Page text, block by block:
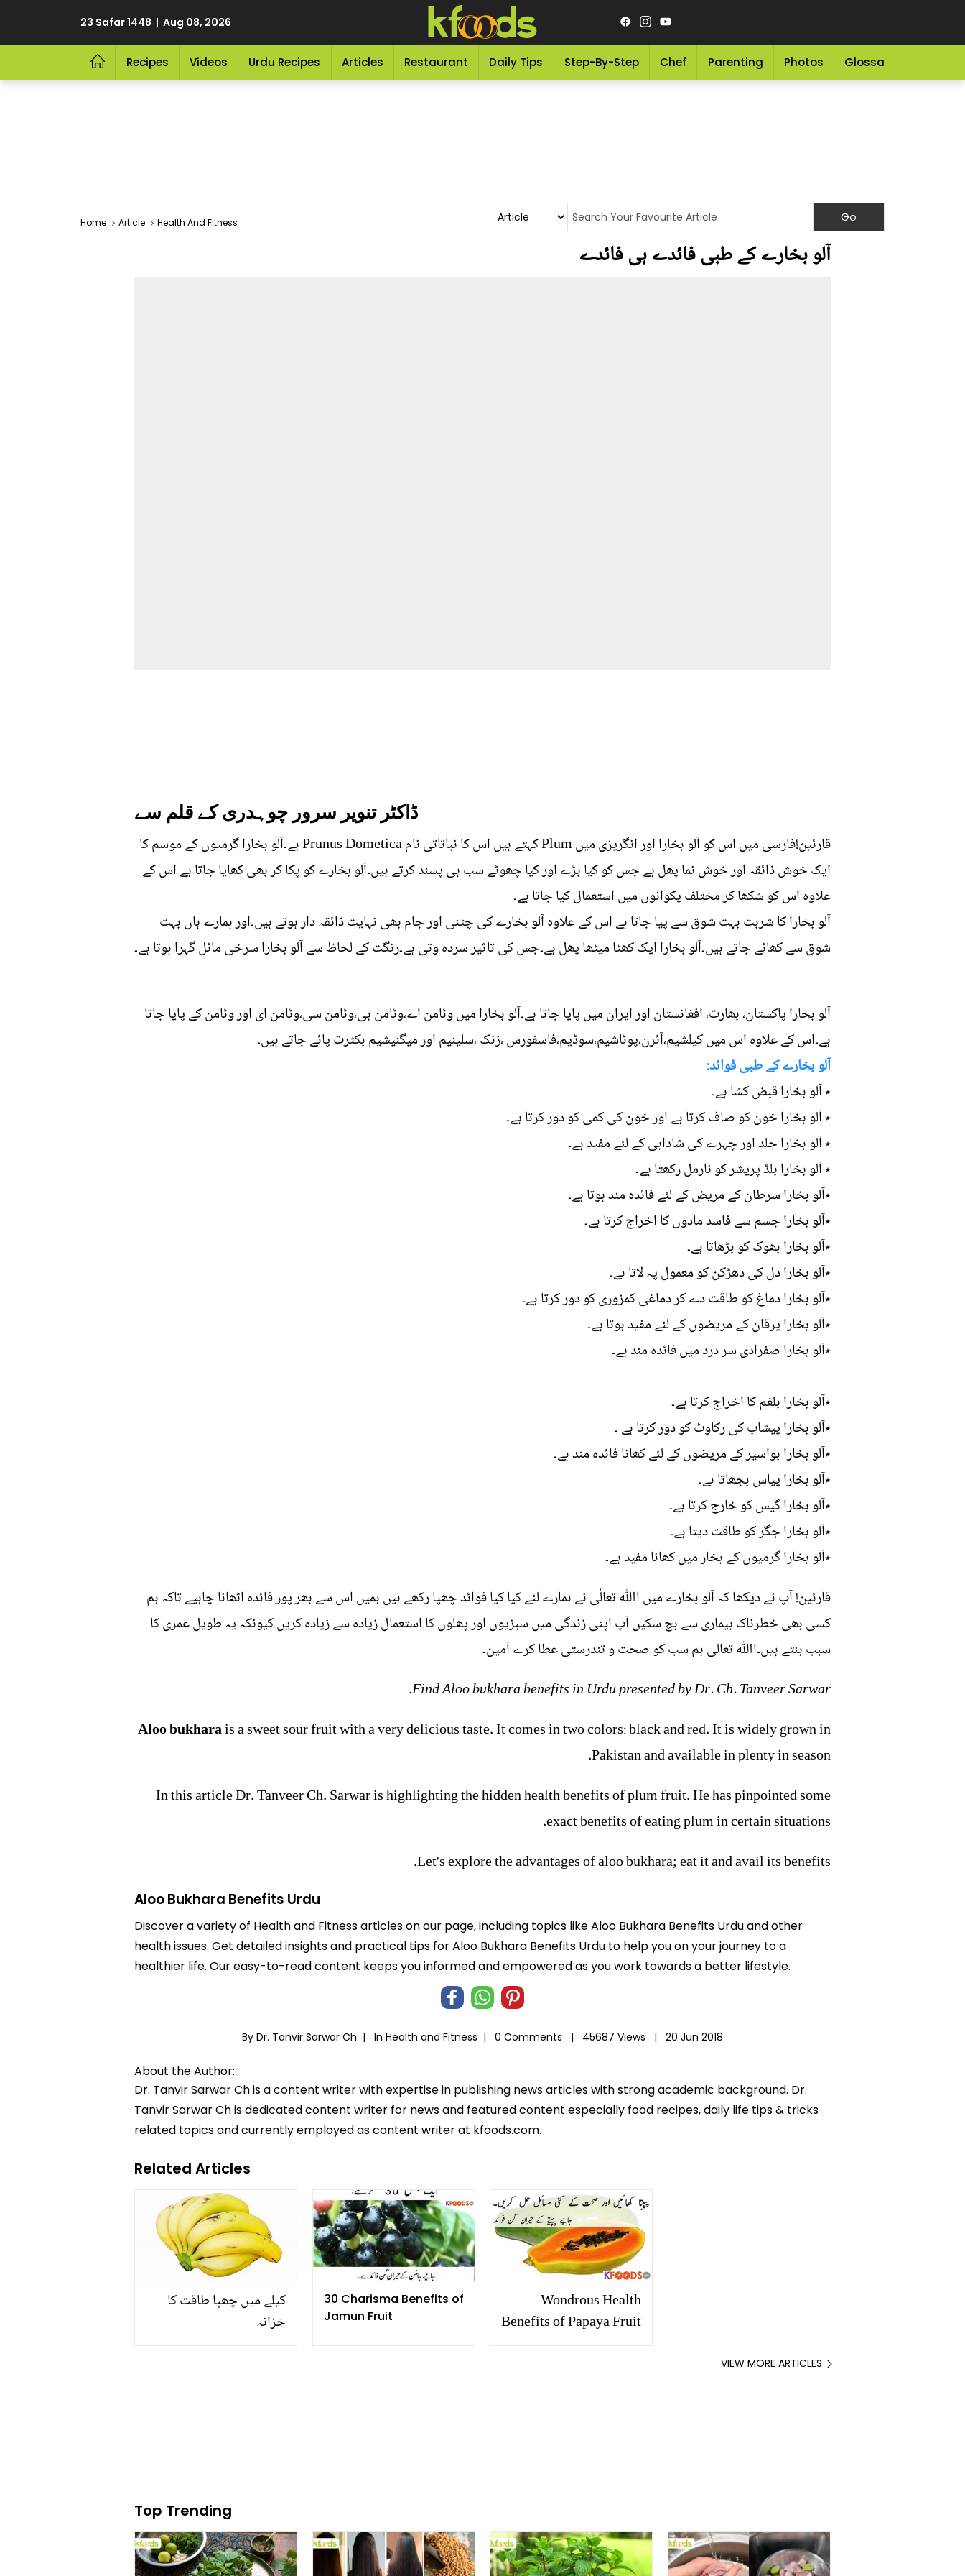
23 Safar 1448 | Aug 08, 2026
Recipes Videos Urdu Recipes Articles Restaurant Daily Tips Step-By-Step Chef Parenting Photos Glossary
Home Article Health And Fitness
آلو بخارے کے طبی فائدے ہی فائدے
ڈاکٹر تنویر سرور چوہدری کے قلم سے
قارئین!فارسی میں اس کو آلو بخارا اور انگریزی میں Plum کہتے ہیں اس کا نباتاتی نام Prunus Dometica ہے۔آلو بخارا گرمیوں کے موسم کا
ایک خوش ذائقہ اور خوش نما پھل ہے جس کو کیا بڑے اور کیا چھوٹے سب ہی پسند کرتے ہیں۔آلو بخارے کو پکا کر بھی کھایا جاتا ہے اس کے
علاوہ اس کو سُکھا کر مختلف پکوانوں میں استعمال کیا جاتا ہے۔
آلو بخارا کا شربت بہت شوق سے پیا جاتا ہے اس کے علاوہ آلو بخارے کی چٹنی اور جام بھی نہایت ذائقہ دار ہوتے ہیں۔اور ہمارے ہاں بہت
شوق سے کھائے جاتے ہیں۔آلو بخارا ایک کھٹا میٹھا پھل ہے۔جس کی تاثیر سردہ وتی ہے۔رنگت کے لحاظ سے آلو بخارا سرخی مائل گہرا ہوتا ہے۔
آلو بخارا پاکستان، بھارت، افغانستان اور ایران میں پایا جاتا ہے۔آلو بخارا میں وٹامن اے،وٹامن بی،وٹامن سی،وٹامن ای اور وٹامن کے پایا جاتا
ہے۔اس کے علاوہ اس میں کیلشیم،آئرن،پوٹاشیم،سوڈیم،فاسفورس ،زنک ،سلینیم اور میگنیشیم بکثرت پائے جاتے ہیں۔
آلو بخارے کے طبی فوائد:
٭ آلو بخارا قبض کشا ہے۔
٭ آلو بخارا خون کو صاف کرتا ہے اور خون کی کمی کو دور کرتا ہے۔
٭ آلو بخارا جلد اور چہرے کی شادابی کے لئے مفید ہے۔
٭ آلو بخارا بلڈ پریشر کو نارمل رکھتا ہے۔
٭آلو بخارا سرطان کے مریض کے لئے فائدہ مند ہوتا ہے۔
٭آلو بخارا جسم سے فاسد مادوں کا اخراج کرتا ہے۔
٭آلو بخارا بھوک کو بڑھاتا ہے۔
٭آلو بخارا دل کی دھڑکن کو معمول پہ لاتا ہے۔
٭آلو بخارا دماغ کو طاقت دے کر دماغی کمزوری کو دور کرتا ہے۔
٭آلو بخارا یرقان کے مریضوں کے لئے مفید ہوتا ہے۔
٭آلو بخارا صفرادی سر درد میں فائدہ مند ہے۔
٭آلو بخارا بلغم کا اخراج کرتا ہے۔
٭آلو بخارا پیشاب کی رکاوٹ کو دور کرتا ہے ۔
٭آلو بخارا بواسیر کے مریضوں کے لئے کھانا فائدہ مند ہے۔
٭آلو بخارا پیاس بجھاتا ہے۔
٭آلو بخارا گیس کو خارج کرتا ہے۔
٭آلو بخارا جگر کو طاقت دیتا ہے۔
٭آلو بخارا گرمیوں کے بخار میں کھانا مفید ہے۔
قارئین! آپ نے دیکھا کہ آلو بخارے میں اﷲ تعالٰی نے ہمارے لئے کیا کیا فوائد چھپا رکھے ہیں ہمیں اس سے بھر پور فائدہ اٹھانا چاہیے تاکہ ہم
کسی بھی خطرناک بیماری سے بچ سکیں آپ اپنی زندگی میں سبزیوں اور پھلوں کا استعمال زیادہ سے زیادہ کریں کیونکہ یہ طویل عمری کا
سبب بنتے ہیں۔اﷲ تعالی ہم سب کو صحت و تندرستی عطا کرے آمین۔
Find Aloo bukhara benefits in Urdu presented by Dr. Ch. Tanveer Sarwar.
Aloo bukharais a sweet sour fruit with a very delicious taste. It comes in two colors: black and red. It is widely grown in
Pakistan and available in plenty in season.
In this article Dr. Tanveer Ch. Sarwar is highlighting the hidden health benefits of plum fruit. He has pinpointed some
exact benefits of eating plum in certain situations.
Let's explore the advantages of aloo bukhara; eat it and avail its benefits.
Aloo Bukhara Benefits Urdu
Discover a variety of Health and Fitness articles on our page, including topics like Aloo Bukhara Benefits Urdu and other
health issues. Get detailed insights and practical tips for Aloo Bukhara Benefits Urdu to help you on your journey to a
healthier life. Our easy-to-read content keeps you informed and empowered as you work towards a better lifestyle.
By Dr. Tanvir Sarwar Ch | In Health and Fitness | 0 Comments | 45687 Views | 20 Jun 2018
About the Author:
Dr. Tanvir Sarwar Ch is a content writer with expertise in publishing news articles with strong academic background. Dr.
Tanvir Sarwar Ch is dedicated content writer for news and featured content especially food recipes, daily life tips & tricks
related topics and currently employed as content writer at kfoods.com.
Related Articles
کیلے میں چھپا طاقت کا
خزانہ
30 Charisma Benefits of
Jamun Fruit
Wondrous Health
Benefits of Papaya Fruit
VIEW MORE ARTICLES
Top Trending